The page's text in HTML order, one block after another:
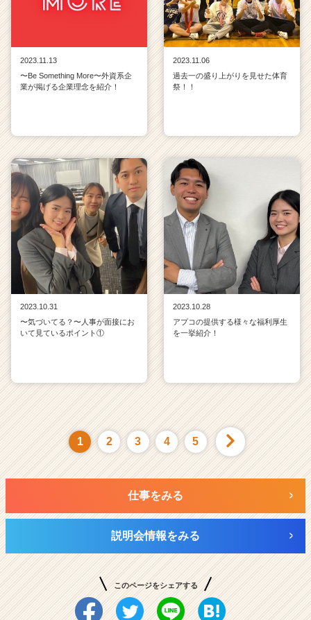
2023.11.13
〜Be Something More〜外資系企
業が掲げる企業理念を紹介！
2023.11.06
過去一の盛り上がりを見せた体育
祭！！
2023.10.31
〜気づいてる？〜人事が面接にお
いて見ているポイント①
2023.10.28
アプコの提供する様々な福利厚生
を一挙紹介！
1 2 3 4 5
仕事をみる
説明会情報をみる
このページをシェアする